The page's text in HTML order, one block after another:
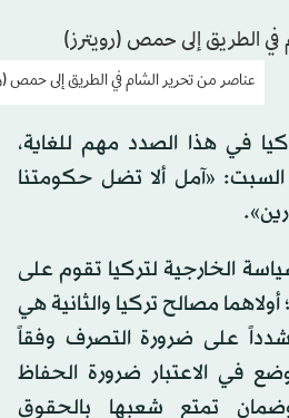
عناصر من تحرير الشام في الطريق إلى حمص
في هذا الصدد مهم للغاية،
«آمل ألا تضل حكومتنا
الخارجية لتركيا تقوم على
مصالح تركيا والثانية هي
مشدداً على ضرورة التصرف وفقاً
في الاعتبار ضرورة الحفاظ
تمتع شعبها بالحقوق